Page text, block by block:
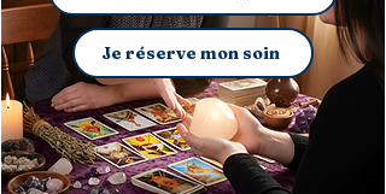
Je réserve ma voyance
Je réserve mon soin